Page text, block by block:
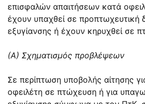
επισφαλών απαιτήσεων κατά
έχουν υπαχθεί σε προπτωχευτική
εξυγίανσης ή έχουν κηρυχθεί σε
(Α) Σχηματισμός προβλέψεων
Σε περίπτωση υποβολής αίτησης
οφειλέτη σε πτώχευση ή για